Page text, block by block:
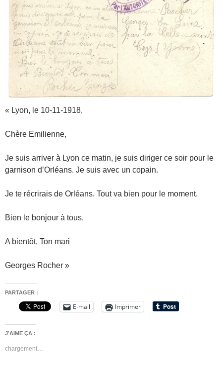
« Lyon, le 10-11-1918,
Chère Emilienne,
Je suis arriver à Lyon ce matin, je suis diriger ce soir pour le
garnison d’Orléans. Je suis avec un copain.
Je te récrirais de Orléans. Tout va bien pour le moment.
Bien le bonjour à tous.
A bientôt, Ton mari
Georges Rocher »
PARTAGER :
E-mail Imprimer
J’AIME ÇA :
chargement…